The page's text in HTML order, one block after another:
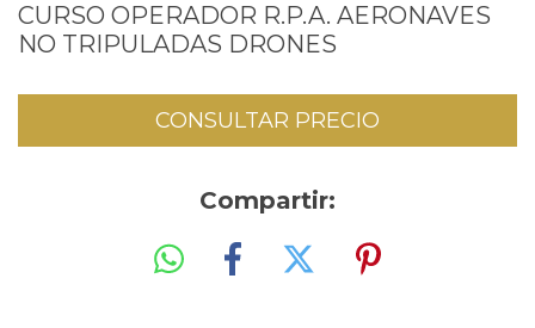
CURSO OPERADOR R.P.A. AERONAVES
NO TRIPULADAS DRONES
Compartir: